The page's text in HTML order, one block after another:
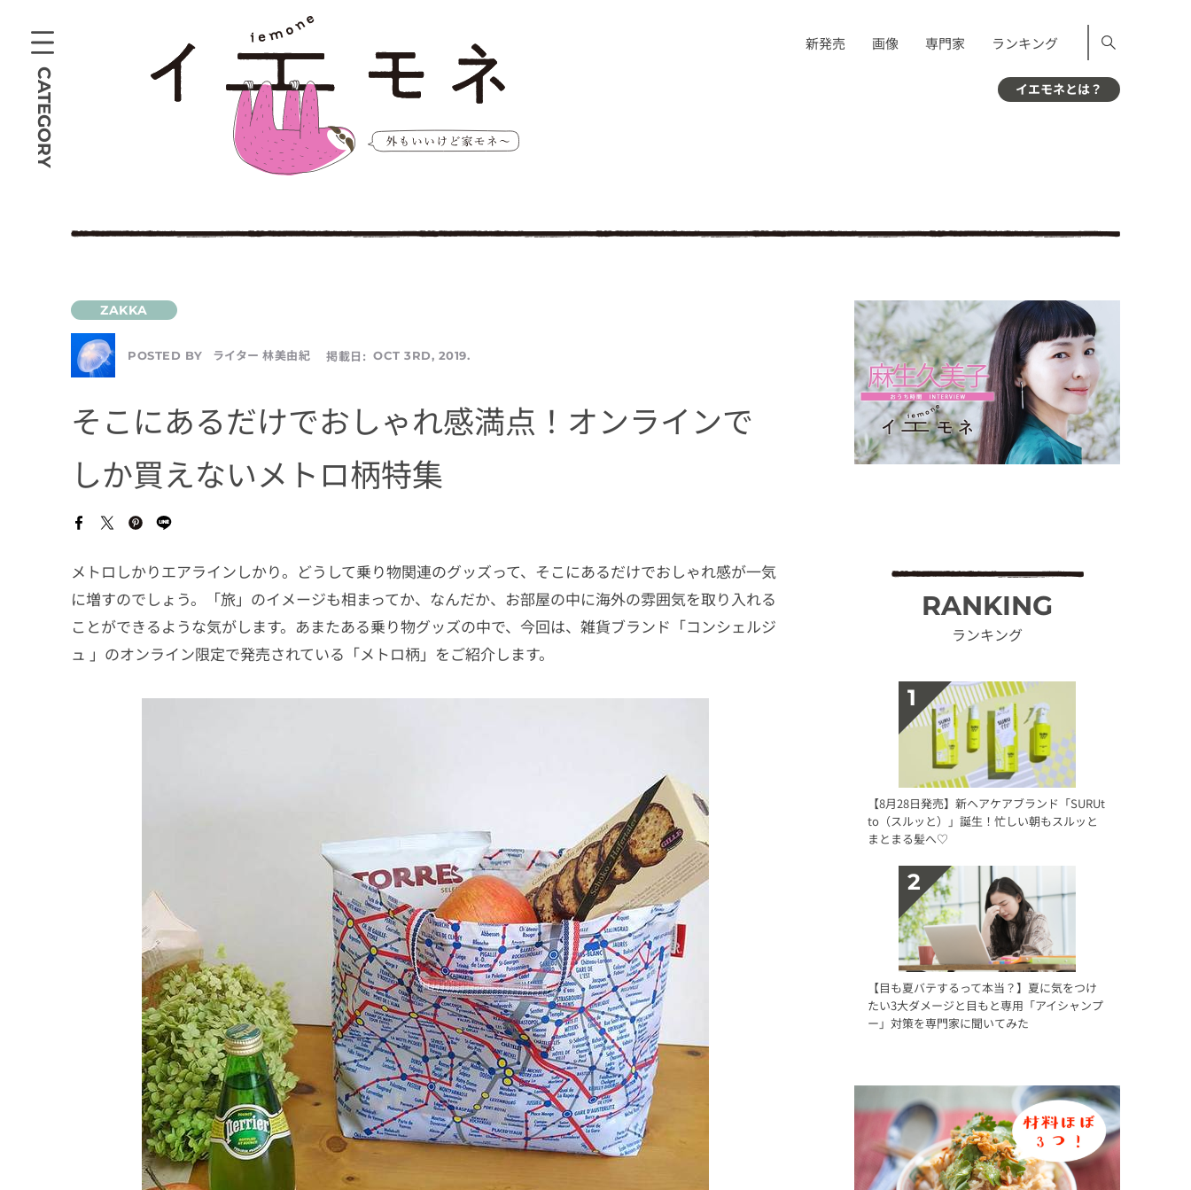
CATEGORY
新発売 画像 専門家 ランキング
イエモネとは？
POSTED BY ライター 林美由紀 掲載日: OCT 3RD, 2019.
そこにあるだけでおしゃれ感満点！オンラインで
しか買えないメトロ柄特集
メトロしかりエアラインしかり。どうして乗り物関連のグッズって、そこにあるだけでおしゃれ感が一気
に増すのでしょう。「旅」のイメージも相まってか、なんだか、お部屋の中に海外の雰囲気を取り入れる
ことができるような気がします。あまたある乗り物グッズの中で、今回は、雑貨ブランド「コンシェルジ
ュ 」のオンライン限定で発売されている「メトロ柄」をご紹介します。
RANKING
ランキング
【8月28日発売】新ヘアケアブランド「SURUt
to（スルッと）」誕生！忙しい朝もスルッと
まとまる髪へ♡
【目も夏バテするって本当？】夏に気をつけ
たい3大ダメージと目もと専用「アイシャンプ
ー」対策を専門家に聞いてみた